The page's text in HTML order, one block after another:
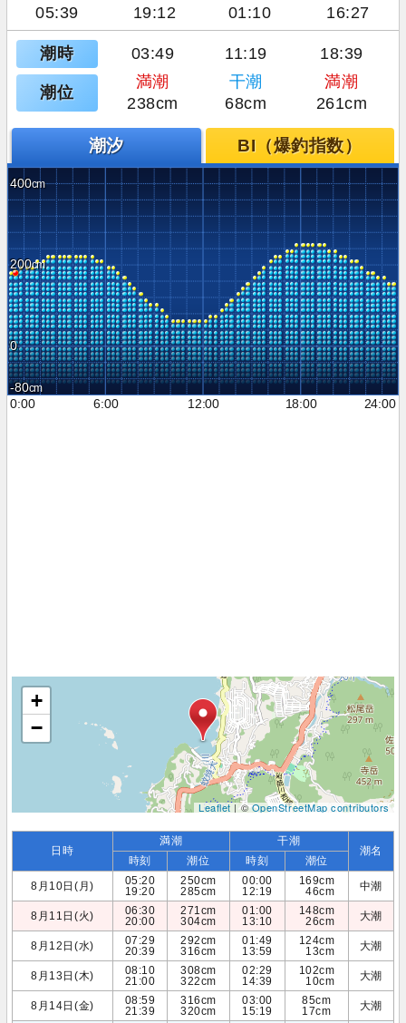
05:39 19:12 01:10 16:27
潮時 03:49 11:19 18:39
潮位
満潮 干潮
満潮
238cm
68cm 261cm
潮汐 BI（爆釣指数）
400
200
0
-80
0:00
6:00 12:00 18:00 24:00
+
−
Leaflet| ©OpenStreetMap contributors
日時
満潮 干潮
潮名
時刻 潮位 時刻
潮位
8月10日(月)
05:20
19:20
250cm
285cm
00:00
12:19
169cm
46cm
中潮
8月11日(火)
06:30
20:00
271cm
304cm
01:00
13:10
148cm
26cm
大潮
8月12日(水)
07:29
20:39
292cm
316cm
01:49
13:59
124cm
13cm
大潮
8月13日(木)
08:10
21:00
308cm
322cm
02:29
14:39
102cm
10cm
大潮
8月14日(金)
08:59
21:39
316cm
320cm
03:00
15:19
85cm
17cm
大潮